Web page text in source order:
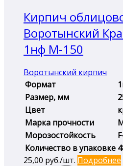
шт..
Кирпич
Воротынский
1нф М-150
Воротынский кирпич
Формат
Размер, мм
Цвет
Марка прочности
Морозостойкость
Количество в упаковке
25,00 руб./шт. Подробнее